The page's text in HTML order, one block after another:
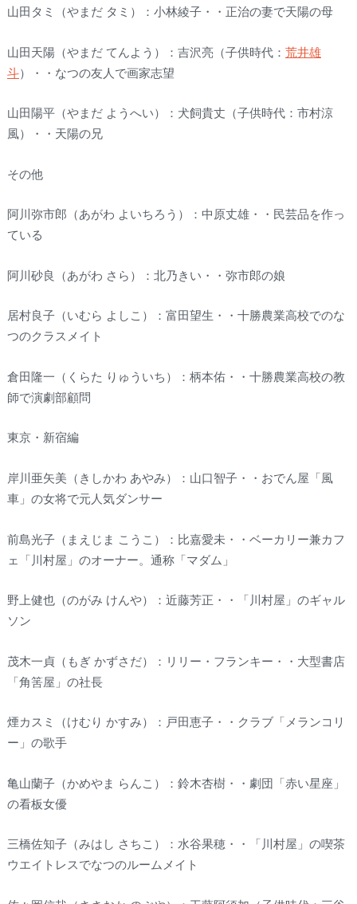
山田タミ（やまだ タミ）：小林綾子・・正治の妻で天陽の母
山田天陽（やまだ てんよう）：吉沢亮（子供時代： 荒井雄
斗）・・なつの友人で画家志望
山田陽平（やまだ ようへい）：犬飼貴丈（子供時代：市村涼
風）・・天陽の兄
その他
阿川弥市郎（あがわ よいちろう）：中原丈雄・・民芸品を作っ
ている
阿川砂良（あがわ さら）：北乃きい・・弥市郎の娘
居村良子（いむら よしこ）：富田望生・・十勝農業高校でのな
つのクラスメイト
倉田隆一（くらた りゅういち）：柄本佑・・十勝農業高校の教
師で演劇部顧問
東京・新宿編
岸川亜矢美（きしかわ あやみ）：山口智子・・おでん屋「風
車」の女将で元人気ダンサー
前島光子（まえじま こうこ）：比嘉愛未・・ベーカリー兼カフ
ェ「川村屋」のオーナー。通称「マダム」
野上健也（のがみ けんや）：近藤芳正・・「川村屋」のギャル
ソン
茂木一貞（もぎ かずさだ）：リリー・フランキー・・大型書店
「角筈屋」の社長
煙カスミ（けむり かすみ）：戸田恵子・・クラブ「メランコリ
ー」の歌手
亀山蘭子（かめやま らんこ）：鈴木杏樹・・劇団「赤い星座」
の看板女優
三橋佐知子（みはし さちこ）：水谷果穂・・「川村屋」の喫茶
ウエイトレスでなつのルームメイト